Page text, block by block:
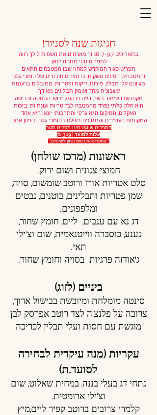
חגיגות שנה לסניור!
בתאריכים 7-9.7, סניור מארחים את השפית לילך רווה
לתפריט סיני ממחוז יונאן:
תפריט סגור המוקדש למחוז שבו המטבחים התאים
והמטבחים הסינים נושקים, בו נוצרים חיבורים של חומרי גלם
מגוונים עלי תבלין, פירות, ירקות ופטריות, מתובלים ברעננות
עשבונית מחד ועומק תבלינים מאידך.
מקום שבו שימור בשר, דגים וירקות, יבוש, התססה וכבישה
הוא חלק בלתי נפרד מהמטבח לצד טריות ועונתיות. בזכות
האקלים, המיקום הגאוגרפי והתרבותי יונאן היא אחד
המקומות העשירים והמגוונים בעולם בחומרי גלם ובגיוון אתני.
התפריט שיוגש הינו תפריט סגור
עלות לסועד | 319 ₪
**התפריט אינו סופי ונתון לשינויים**
ראשונות (מרכז שולחן)
חמוצי צנונית ושום ירוק.
סלט אטריות אורז ורוטב שומשום, סויה,
שמן פטריות ותבלינים, בוטנים, נבטים
ומלפפונים.
דג נא עם ענבים, ליים, חומץ שחור,
נענע, כוסברה ווייטנאמית, שום וצ'ילי
תאי.
ג'אודזה פרגיות בסויה וחומץ שחור.
ביניים (לזוג)
סינטה מומלחת ומיובשת בבישול ארוך,
צרובה על פלנצ'ה לצד רוטב אפרסק לבן
מוגשת עם חסות ועלי תבלין לכריכה
עקריות (מנה עיקרית לבחירה
לסועד.ת)
נתחי דג בעלי בננה, במחית שאלוט, שום
וצ'ילי ארומטית.
קלמרי צרובים ברוטב קפיר ליים,מיץ